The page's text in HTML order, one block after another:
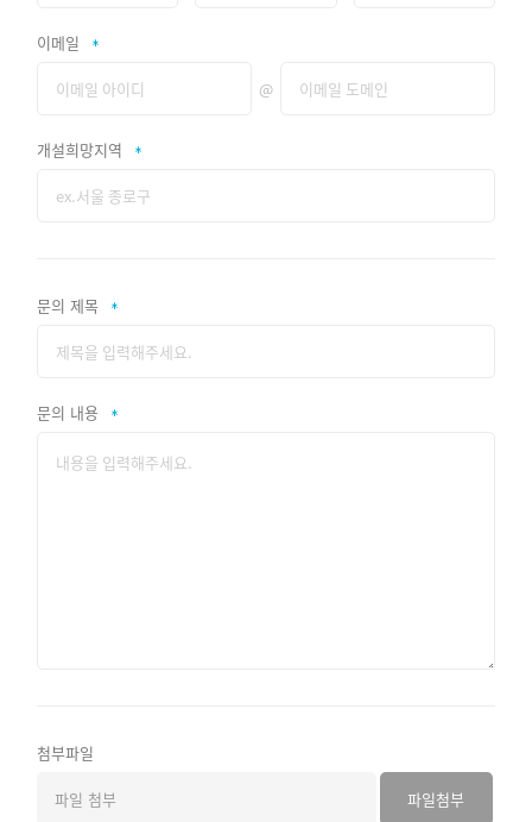
이메일
@
개설희망지역
문의 제목
문의 내용
첨부파일
파일 첨부 파일첨부